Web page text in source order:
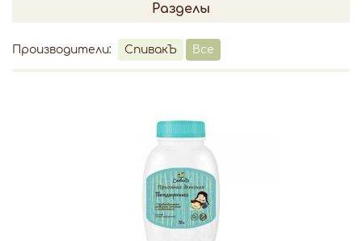
Разделы
Производители: СпивакЪ Все